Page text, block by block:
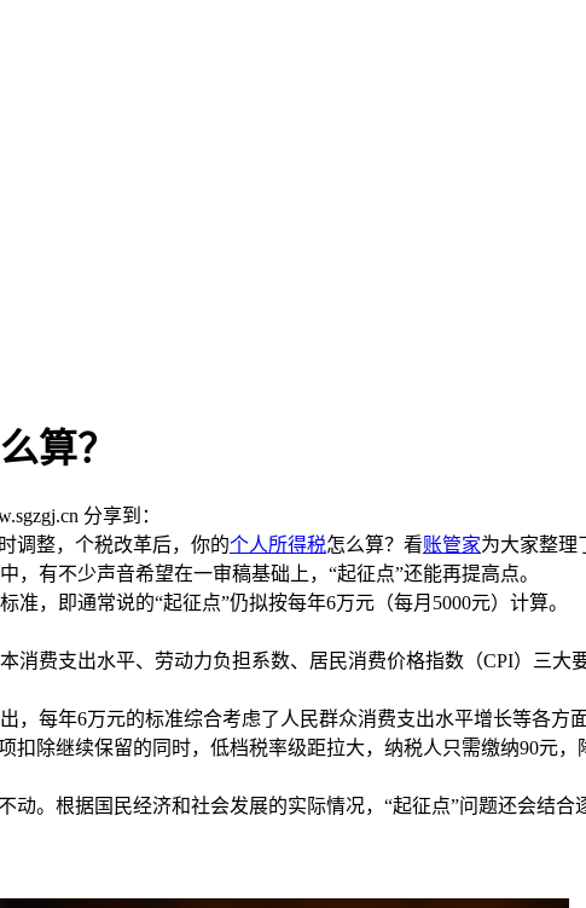
算？
分享到：
整，个税改革后，你的个人所得税怎么算？看账管家为大家整理
有不少声音希望在一审稿基础上，“起征点”还能再提高点。
即通常说的“起征点”仍拟按每年6万元（每月5000元）计算。
支出水平、劳动力负担系数、居民消费价格指数（CPI）三大
每年6万元的标准综合考虑了人民群众消费支出水平增长等各方面
除继续保留的同时，低档税率级距拉大，纳税人只需缴纳90元，
。根据国民经济和社会发展的实际情况，“起征点”问题还会结合